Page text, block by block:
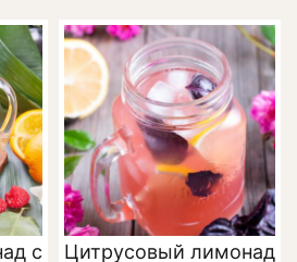
с
Цитрусовый лимонад